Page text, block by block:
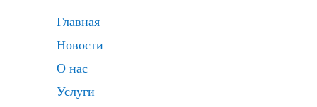
Главная
Новости
О нас
Услуги